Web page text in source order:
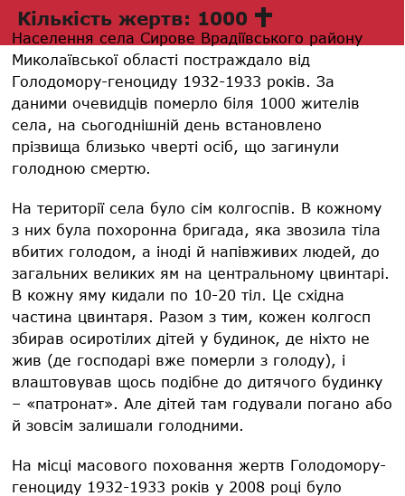
Кількість жертв: 1000
Населення села Сирове Врадіївського району
Миколаївської області постраждало від
Голодомору-геноциду 1932-1933 років. За
даними очевидців померло біля 1000 жителів
села, на сьогоднішній день встановлено
прізвища близько чверті осіб, що загинули
голодною смертю.
На території села було сім колгоспів. В кожному
з них була похоронна бригада, яка звозила тіла
вбитих голодом, а іноді й напівживих людей, до
загальних великих ям на центральному цвинтарі.
В кожну яму кидали по 10-20 тіл. Це східна
частина цвинтаря. Разом з тим, кожен колгосп
збирав осиротілих дітей у будинок, де ніхто не
жив (де господарі вже померли з голоду), і
влаштовував щось подібне до дитячого будинку
– «патронат». Але дітей там годували погано або
й зовсім залишали голодними.
На місці масового поховання жертв Голодомору-
геноциду 1932-1933 років у 2008 році було